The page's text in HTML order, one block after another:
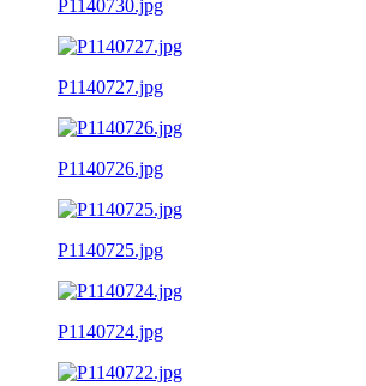
P1140730.jpg
P1140727.jpg
P1140726.jpg
P1140725.jpg
P1140724.jpg